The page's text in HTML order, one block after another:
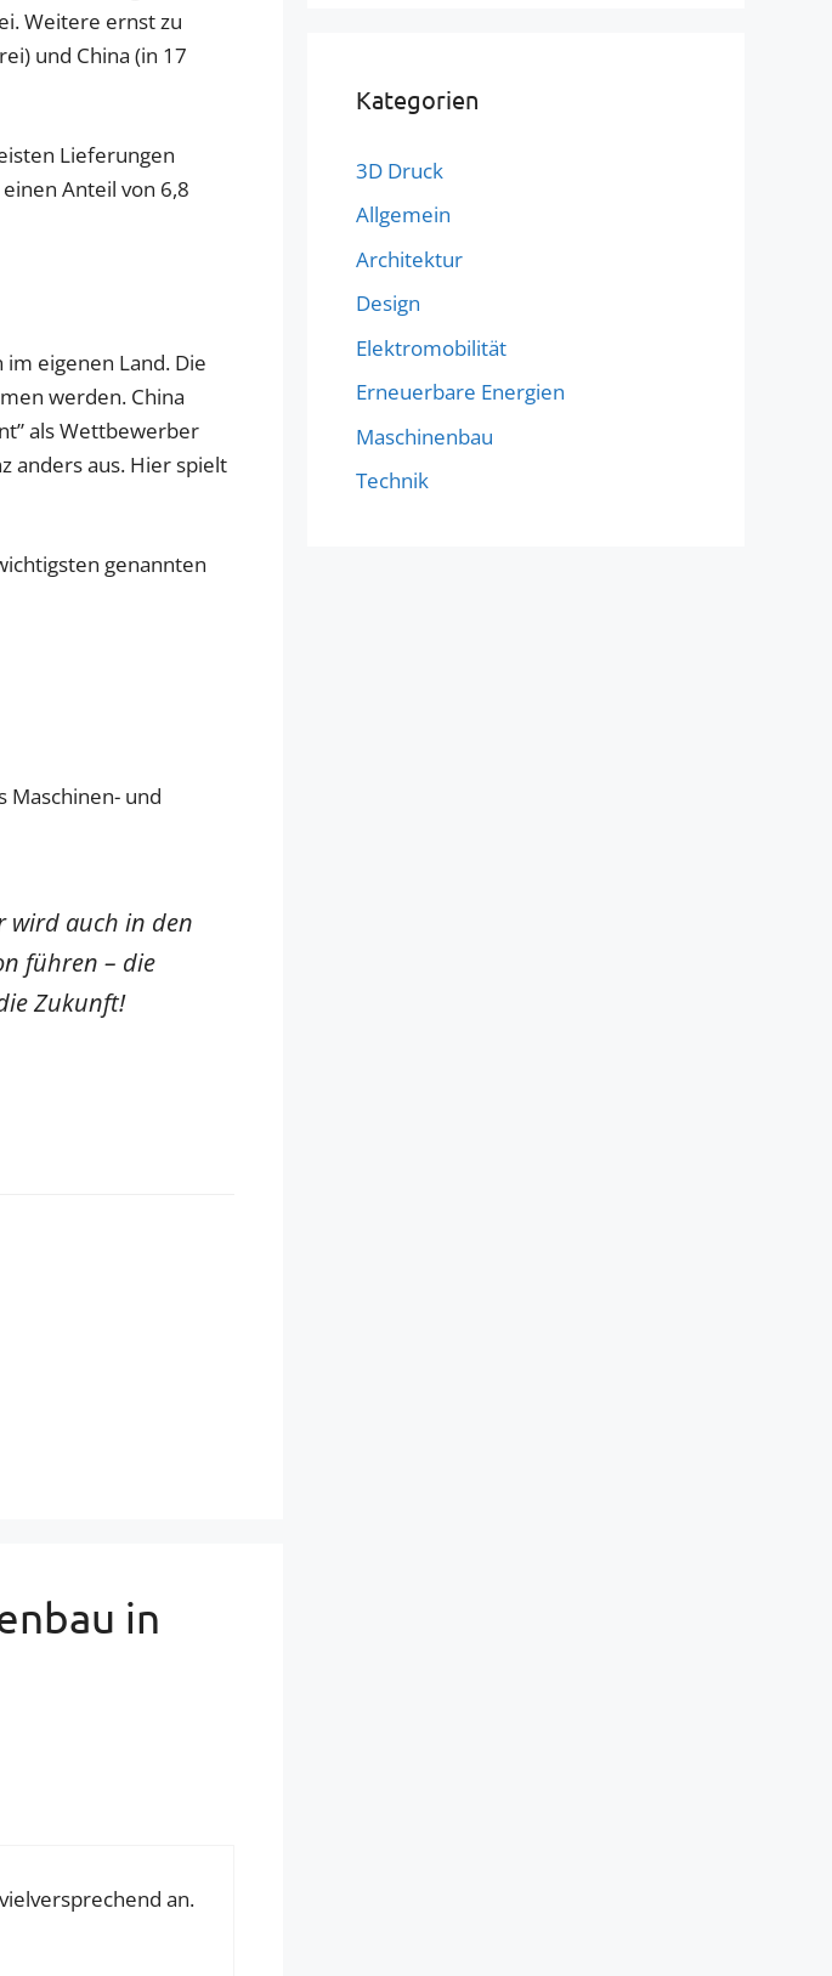
Weitere ernst zu
und China (in 17
Lieferungen
Anteil von 6,8
eigenen Land. Die
werden. China
als Wettbewerber
anders aus. Hier spielt
genannten
Maschinen- und
wird auch in den
führen – die
Zukunft!
in
an.
Kategorien
3D Druck
Allgemein
Architektur
Design
Elektromobilität
Erneuerbare Energien
Maschinenbau
Technik